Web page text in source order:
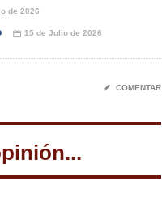
de 2026
📅 15 de Julio de 2026
✎ COMENTAR